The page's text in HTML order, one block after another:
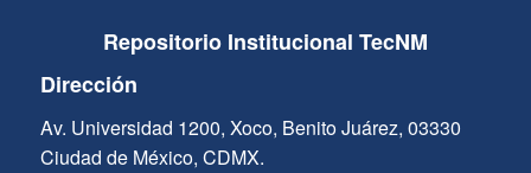
Repositorio Institucional TecNM
Dirección
Av. Universidad 1200, Xoco, Benito Juárez, 03330
Ciudad de México, CDMX.